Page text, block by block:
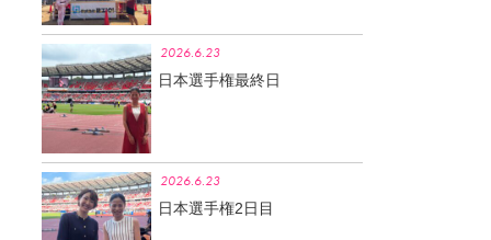
2026.6.23
日本選手権最終日
2026.6.23
日本選手権2日目